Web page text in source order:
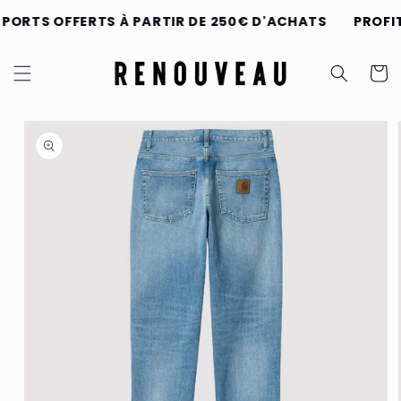
passerOFFERTS À PARTIR DE 250€ D'ACHATS
Panier
Passer aux
informations
produits